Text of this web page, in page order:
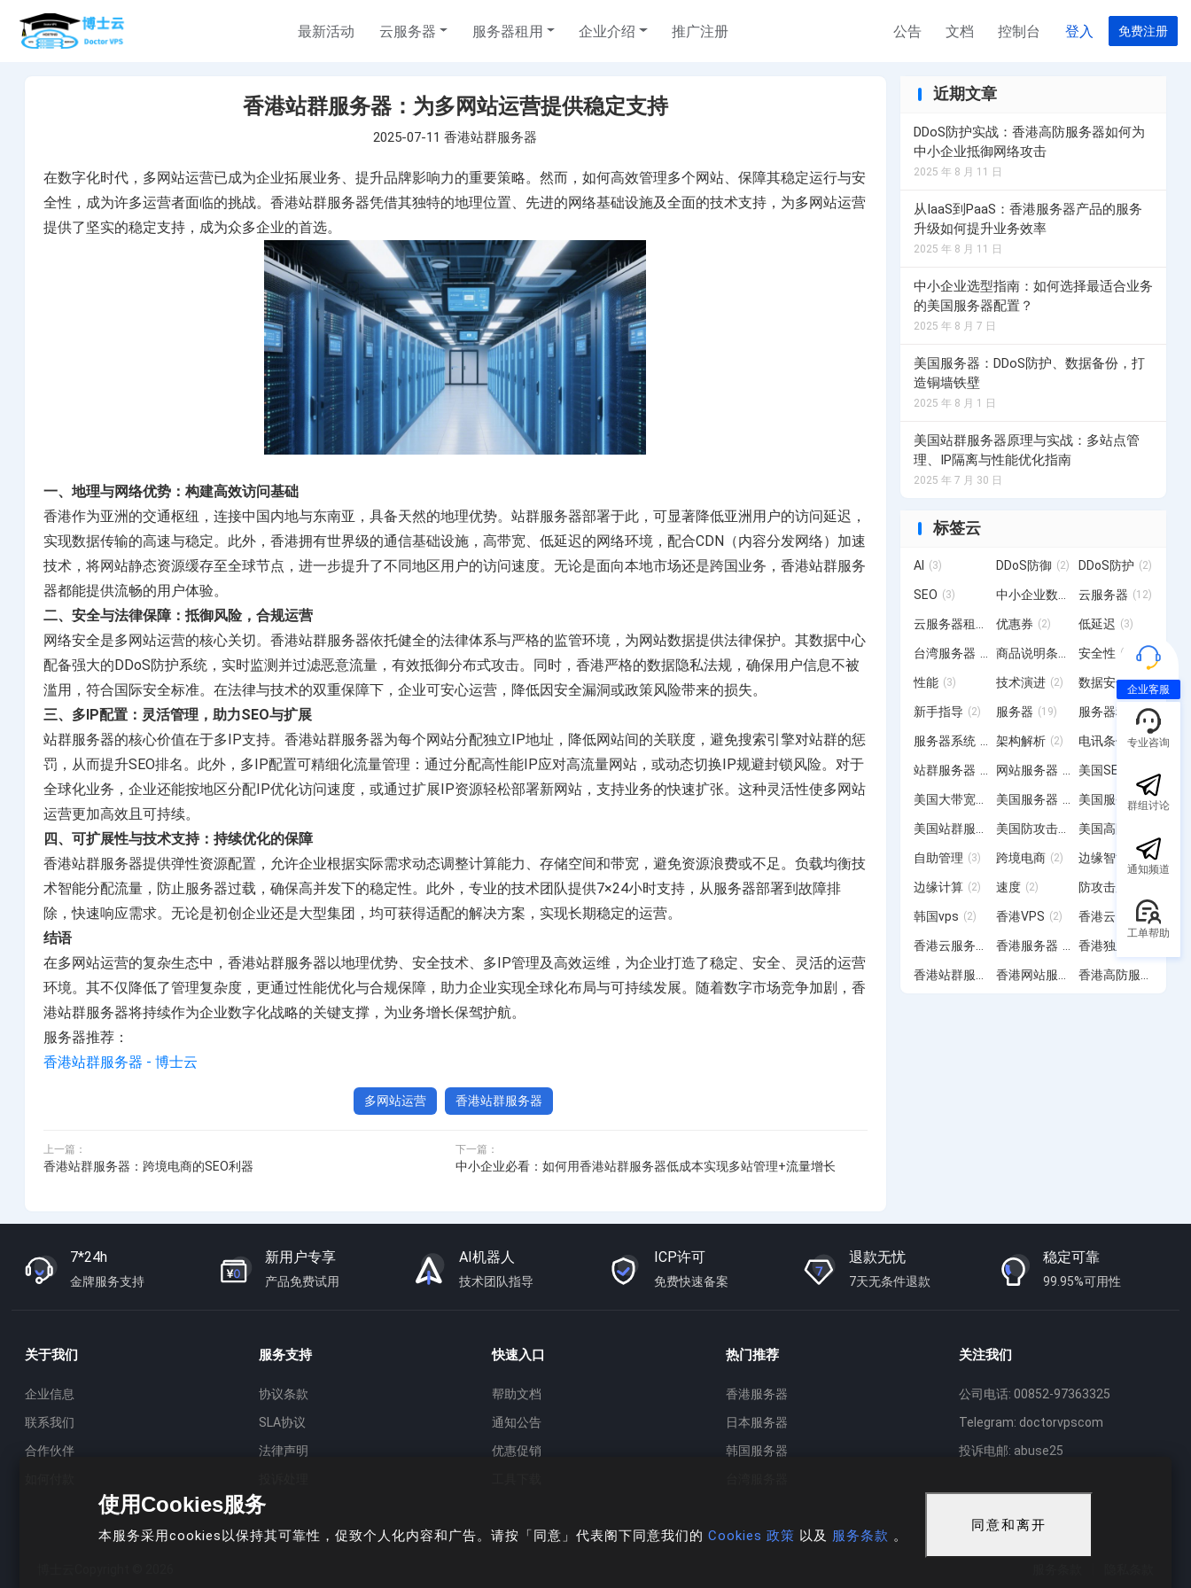
最新活动 云服务器
制，购买请联系TG
bellavps
日本云服务器 台湾云服务器
租用台湾云服务器计划，请联系服务器经理
新加坡云服务器
新加坡vps云服务器租用完美计划
泰国云服务器 越南云服务器 菲律宾云服务器
菲律宾云服务器租用，请联系客户经理
美国云服务器
美国云服务器租用优惠计划，请联系客户经
理
柬埔寨服务器
柬埔寨服务器租用优惠计划，请联系客户经
理
服务器租用
制，购买请联系TG
bellavps
美国站群服务器 美国高速服务器
选择您的美国服务器计划
美国网站服务器
选择您的美国网站服务器计划
香港高速服务器 香港站群服务器 美国高防服务器
选择您的美国高防服务器计划
韩国服务器
选择您的韩国服务器计划
日本服务器
选择您的日本服务器计划
越南服务器
选择您的越南服务器计划
香港服务器
选择您的香港服务器计划
新加坡服务器
选择您的新加坡服务器计划
香港独享服务器
选择您的香港独享服务器服务器计划
美国物理服务器
选择您的美国物理服务器计划
澳洲服务器
选择您的澳洲服务器计划
荷兰服务器
选择您的荷兰服务器计划
英国服务器 西班牙服务器 南非服务器
企业介绍
制，购买请联系TG
bellavps
联系我们 合作伙伴
中国香港汇港电讯 WTT 数据
中心
中国香港沙田电信 CTG 数据
中心
韩国首尔 KT 数据中心
推广注册 公告 文档 控制台 登入 免费注册
香港站群服务器：为多网站运营提供稳定支持
2025-07-11 香港站群服务器
在数字化时代，多网站运营已成为企业拓展业务、提升品牌影响力的重要策略。然而，如何高效管理多个网站、保障其稳定运行与安
全性，成为许多运营者面临的挑战。香港站群服务器凭借其独特的地理位置、先进的网络基础设施及全面的技术支持，为多网站运营
提供了坚实的稳定支持，成为众多企业的首选。
一、地理与网络优势：构建高效访问基础
香港作为亚洲的交通枢纽，连接中国内地与东南亚，具备天然的地理优势。站群服务器部署于此，可显著降低亚洲用户的访问延迟，
实现数据传输的高速与稳定。此外，香港拥有世界级的通信基础设施，高带宽、低延迟的网络环境，配合CDN（内容分发网络）加速
技术，将网站静态资源缓存至全球节点，进一步提升了不同地区用户的访问速度。无论是面向本地市场还是跨国业务，香港站群服务
器都能提供流畅的用户体验。
二、安全与法律保障：抵御风险，合规运营
网络安全是多网站运营的核心关切。香港站群服务器依托健全的法律体系与严格的监管环境，为网站数据提供法律保护。其数据中心
配备强大的DDoS防护系统，实时监测并过滤恶意流量，有效抵御分布式攻击。同时，香港严格的数据隐私法规，确保用户信息不被
滥用，符合国际安全标准。在法律与技术的双重保障下，企业可安心运营，降低因安全漏洞或政策风险带来的损失。
三、多IP配置：灵活管理，助力SEO与扩展
站群服务器的核心价值在于多IP支持。香港站群服务器为每个网站分配独立IP地址，降低网站间的关联度，避免搜索引擎对站群的惩
罚，从而提升SEO排名。此外，多IP配置可精细化流量管理：通过分配高性能IP应对高流量网站，或动态切换IP规避封锁风险。对于
全球化业务，企业还能按地区分配IP优化访问速度，或通过扩展IP资源轻松部署新网站，支持业务的快速扩张。这种灵活性使多网站
运营更加高效且可持续。
四、可扩展性与技术支持：持续优化的保障
香港站群服务器提供弹性资源配置，允许企业根据实际需求动态调整计算能力、存储空间和带宽，避免资源浪费或不足。负载均衡技
术智能分配流量，防止服务器过载，确保高并发下的稳定性。此外，专业的技术团队提供7×24小时支持，从服务器部署到故障排
除，快速响应需求。无论是初创企业还是大型集团，均可获得适配的解决方案，实现长期稳定的运营。
结语
在多网站运营的复杂生态中，香港站群服务器以地理优势、安全技术、多IP管理及高效运维，为企业打造了稳定、安全、灵活的运营
环境。其不仅降低了管理复杂度，更通过性能优化与合规保障，助力企业实现全球化布局与可持续发展。随着数字市场竞争加剧，香
港站群服务器将持续作为企业数字化战略的关键支撑，为业务增长保驾护航。
服务器推荐：
香港站群服务器 - 博士云
多网站运营 香港站群服务器
上一篇：
香港站群服务器：跨境电商的SEO利器
下一篇：
中小企业必看：如何用香港站群服务器低成本实现多站管理+流量增长
近期文章
DDoS防护实战：香港高防服务器如何为
中小企业抵御网络攻击
2025 年 8 月 11 日
从IaaS到PaaS：香港服务器产品的服务
升级如何提升业务效率
2025 年 8 月 11 日
中小企业选型指南：如何选择最适合业务
的美国服务器配置？
2025 年 8 月 7 日
美国服务器：DDoS防护、数据备份，打
造铜墙铁壁
2025 年 8 月 1 日
美国站群服务器原理与实战：多站点管
理、IP隔离与性能优化指南
2025 年 7 月 30 日
标签云
AI (3) DDoS防御 (2) DDoS防护 (2)
SEO (3) (3)
云服务器 (12)
(4)
优惠券 (2) 低延迟 (3)
台湾服务器 (2)
安全性 (2)
性能 (3) 技术演进 (2) 数据安全(2)
新手指导 (2) 服务器 (19) 服务器租用(20)
服务器系统 架构解析 (2) 电讯条例(1)
站群服务器 网站服务器
美国大带宽服务器 (1)
美国服务器 美国服务器租用
(19) 美国防攻击服务器 (3)
自助管理 (3) 跨境电商 (2) 边缘智能 (1)
边缘计算 (2) 速度 (2)
韩国vps (2) 香港VPS (2) 香港云
(6)
香港服务器
(11) (3)
企业客服
专业咨询
群组讨论
通知频道
工单帮助
7*24h
金牌服务支持
新用户专享
产品免费试用
AI机器人
技术团队指导
ICP许可
免费快速备案
退款无忧
7天无条件退款
稳定可靠
99.95%可用性
关于我们
企业信息
联系我们
合作伙伴
服务支持
协议条款
SLA协议
法律声明
快速入口
帮助文档
通知公告
优惠促销
热门推荐
香港服务器
日本服务器
韩国服务器
关注我们
公司电话: 00852-97363325
Telegram: doctorvpscom
投诉电邮: abuse25
使用Cookies服务
本服务采用cookies以保持其可靠性，促致个人化内容和广告。请按「同意」代表阁下同意我们的 Cookies 政策 以及 服务条款 。
同意和离开